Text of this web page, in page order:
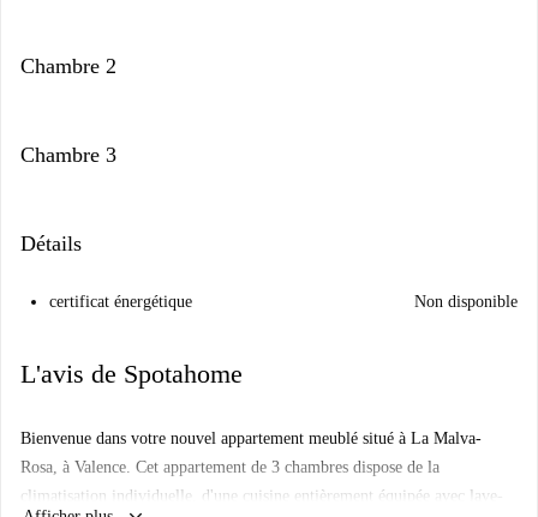
Chambre 2
Chambre 3
Détails
certificat énergétique Non disponible
L'avis de Spotahome
Bienvenue dans votre nouvel appartement meublé situé à La Malva-
Rosa, à Valence. Cet appartement de 3 chambres dispose de la
climatisation individuelle, d'une cuisine entièrement équipée avec lave-